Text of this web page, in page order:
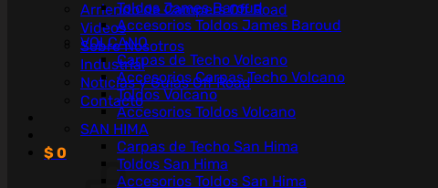
Arriendo de Campers Off Road
Videos
Sobre Nosotros
Industrial
Noticias y Guías Off Road
Contacto
$0
Toldos James Baroud
Accesorios Toldos James Baroud
VOLCANO
Carpas de Techo Volcano
Accesorios Carpas Techo Volcano
Toldos Volcano
Accesorios Toldos Volcano
SAN HIMA
Carpas de Techo San Hima
Toldos San Hima
Accesorios Toldos San Hima